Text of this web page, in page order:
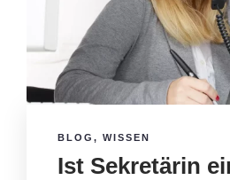
BLOG , WISSEN
Ist Sekretärin